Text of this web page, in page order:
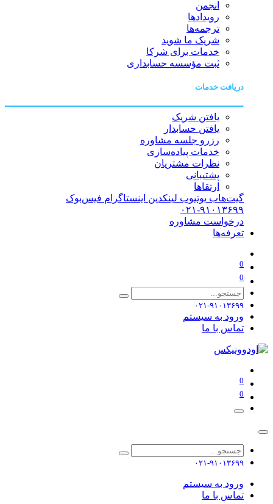
انجمن
رویدادها
ترجمه‌ها
شریک ما شوید
خدمات برای شرکا
ثبت مؤسسه حسابداری
دریافت خدمات
یافتن شریک
یافتن حسابدار
رزرو جلسه مشاوره
خدمات پیاده‌سازی
نظرات مشتریان
پشتیبانی
ارتقاها
گیت‌هاب یوتیوب لینکدین اینستاگرام فیس‌بوک
۰۲۱-۹۱۰۱۳۶۹۹
درخواست مشاوره
تعرفه‌ها
0
0
۰۲۱-۹۱۰۱۳۶۹۹
ورود به سیستم
تماس با ما
0
0
۰۲۱-۹۱۰۱۳۶۹۹
ورود به سیستم
تماس با ما